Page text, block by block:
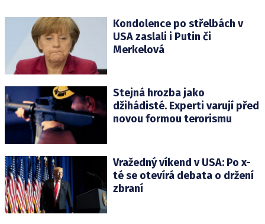
Kondolence po střelbách v
USA zaslali i Putin či
Merkelová
Stejná hrozba jako
džihádisté. Experti varují před
novou formou terorismu
Vražedný víkend v USA: Po x-
té se otevírá debata o držení
zbraní